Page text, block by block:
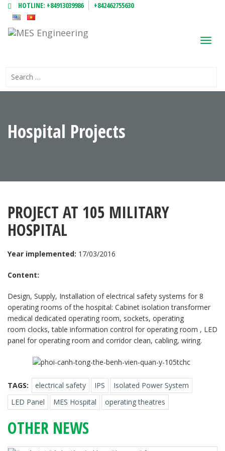
HOTLINE: +84913039986 +842462755630
Hospital Projects
PROJECT AT 105 MILITARY
HOSPITAL
Year implemented: 17/03/2016
Content:
Design, Supply, Installation of electrical safety systems for 8
operating rooms of the hospital: Cabinet isolation transformer
medical dedicated operating room, sockets, operating
room clocks, table information control for operating room , LED
panel for operating room and corridor clean, cabling, wiring.
TAGS: electrical safety IPS
Isolated Power System
LED Panel
MES Hospital operating theatres
OTHER NEWS